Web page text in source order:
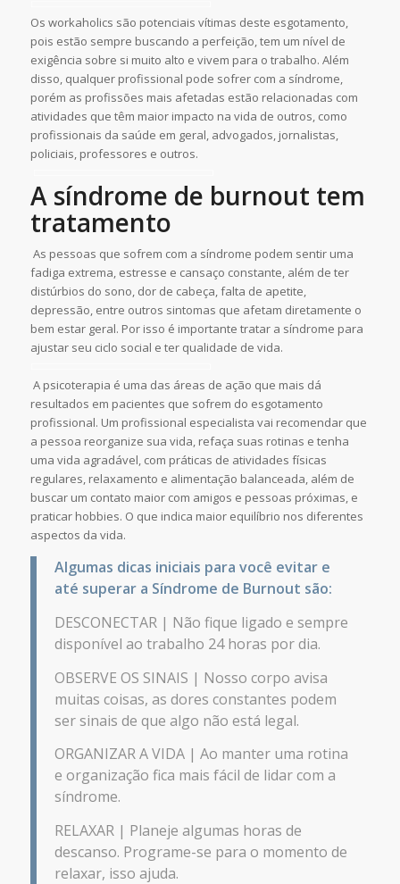
Os workaholics são potenciais vítimas deste esgotamento,
pois estão sempre buscando a perfeição, tem um nível de
exigência sobre si muito alto e vivem para o trabalho. Além
disso, qualquer profissional pode sofrer com a síndrome,
porém as profissões mais afetadas estão relacionadas com
atividades que têm maior impacto na vida de outros, como
profissionais da saúde em geral, advogados, jornalistas,
policiais, professores e outros.
A síndrome de burnout tem
tratamento
As pessoas que sofrem com a síndrome podem sentir uma
fadiga extrema, estresse e cansaço constante, além de ter
distúrbios do sono, dor de cabeça, falta de apetite,
depressão, entre outros sintomas que afetam diretamente o
bem estar geral. Por isso é importante tratar a síndrome para
ajustar seu ciclo social e ter qualidade de vida.
A psicoterapia é uma das áreas de ação que mais dá
resultados em pacientes que sofrem do esgotamento
profissional. Um profissional especialista vai recomendar que
a pessoa reorganize sua vida, refaça suas rotinas e tenha
uma vida agradável, com práticas de atividades físicas
regulares, relaxamento e alimentação balanceada, além de
buscar um contato maior com amigos e pessoas próximas, e
praticar hobbies. O que indica maior equilíbrio nos diferentes
aspectos da vida.
Algumas dicas iniciais para você evitar e
até superar a Síndrome de Burnout são:
DESCONECTAR | Não fique ligado e sempre
disponível ao trabalho 24 horas por dia.
OBSERVE OS SINAIS | Nosso corpo avisa
muitas coisas, as dores constantes podem
ser sinais de que algo não está legal.
ORGANIZAR A VIDA | Ao manter uma rotina
e organização fica mais fácil de lidar com a
síndrome.
RELAXAR | Planeje algumas horas de
descanso. Programe-se para o momento de
relaxar, isso ajuda.